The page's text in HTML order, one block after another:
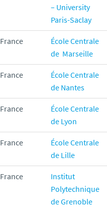
– University
Paris-Saclay
France
École Centrale
de Marseille
France
École Centrale
de Nantes
France
École Centrale
de Lyon
France
École Centrale
de Lille
France
Institut
Polytechnique
de Grenoble